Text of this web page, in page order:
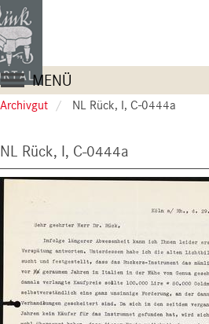
Skip
to
main
content
Main
navigation
MENÜ
Archivgut NL Rück, I, C-0444a
NL Rück, I, C-0444a